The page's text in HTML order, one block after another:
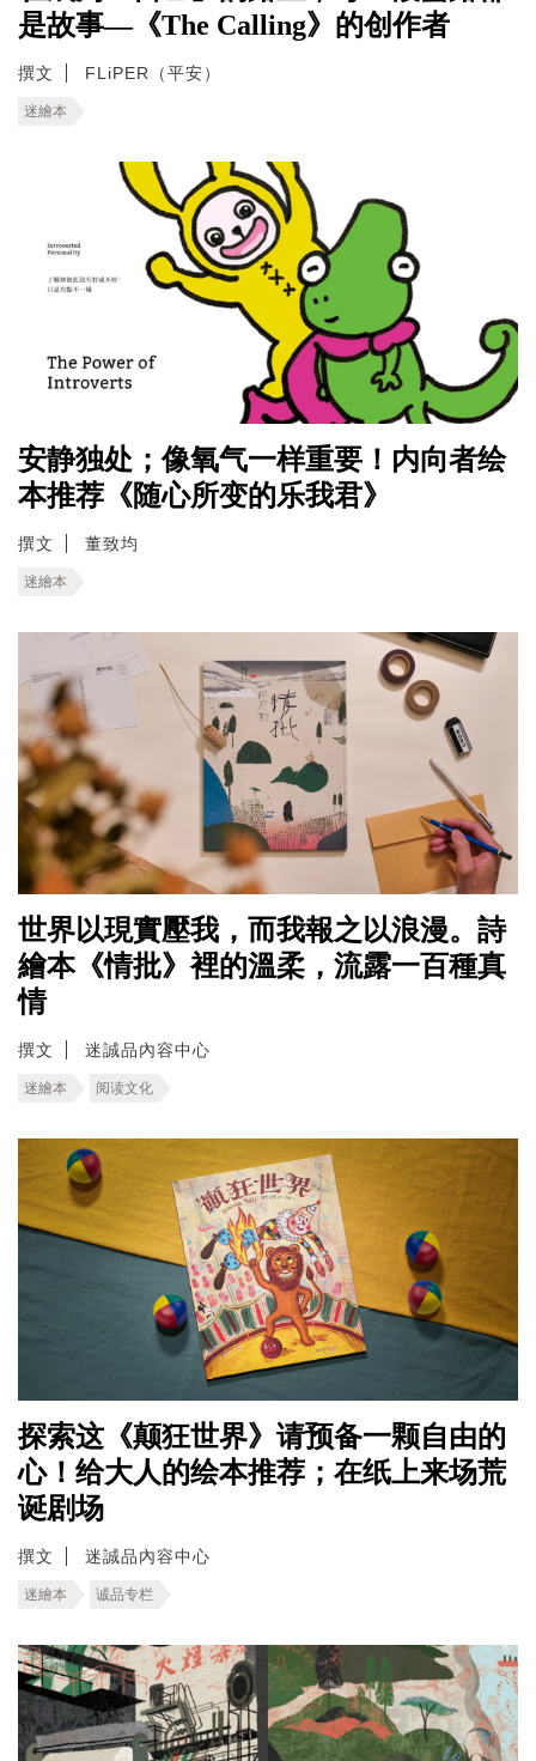
是故事—《The Calling》的创作者
撰文 FLiPER（平安）
迷繪本
安静独处；像氧气一样重要！内向者绘
本推荐《随心所变的乐我君》
撰文 董致均
迷繪本
世界以現實壓我，而我報之以浪漫。詩
繪本《情批》裡的溫柔，流露一百種真
情
撰文 迷誠品內容中心
迷繪本 阅读文化
探索这《颠狂世界》请预备一颗自由的
心！给大人的绘本推荐；在纸上来场荒
诞剧场
撰文 迷誠品內容中心
迷繪本 诚品专栏